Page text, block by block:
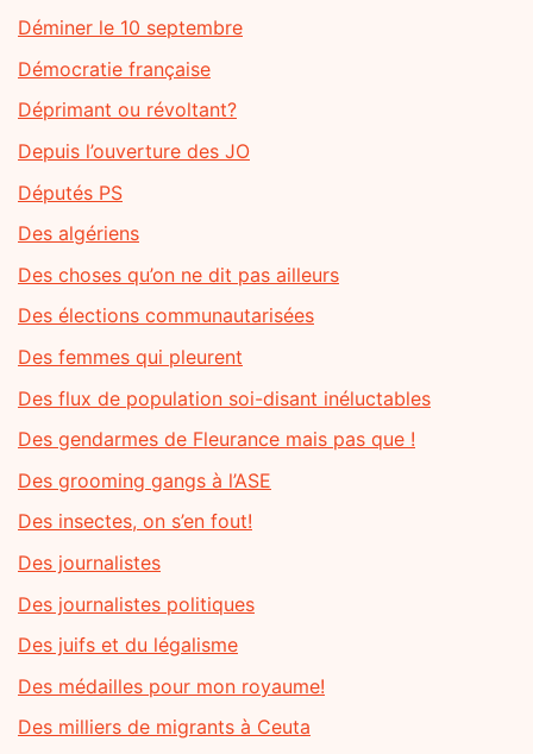
Déminer le 10 septembre
Démocratie française
Déprimant ou révoltant?
Depuis l’ouverture des JO
Députés PS
Des algériens
Des choses qu’on ne dit pas ailleurs
Des élections communautarisées
Des femmes qui pleurent
Des flux de population soi-disant inéluctables
Des gendarmes de Fleurance mais pas que !
Des grooming gangs à l’ASE
Des insectes, on s’en fout!
Des journalistes
Des journalistes politiques
Des juifs et du légalisme
Des médailles pour mon royaume!
Des milliers de migrants à Ceuta